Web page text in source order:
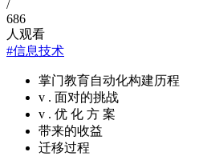
/
686
人观看
#信息技术
掌⻔教育⾃动化构建历程
v . ⾯对的挑战
v . 优 化 ⽅ 案
带来的收益
迁移过程